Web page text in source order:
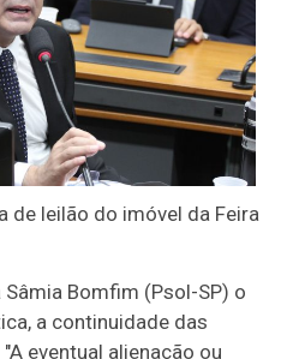
de leilão do imóvel da Feira
Bomfim (Psol-SP) o
a continuidade das
eventual alienação ou